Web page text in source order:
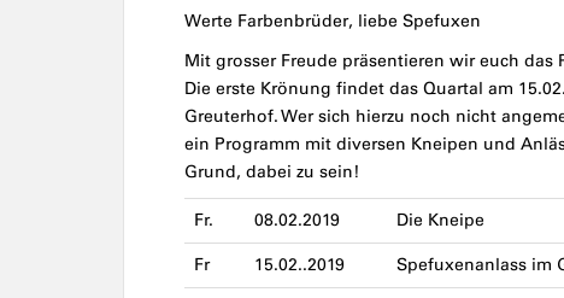
Werte Farbenbrüder, liebe Spefuxen
Mit grosser Freude präsentieren wir euch
Die erste Krönung findet das Quartal am
Greuterhof. Wer sich hierzu noch nicht
ein Programm mit diversen Kneipen und
Grund, dabei zu sein!
Fr. 08.02.2019 Die Kneipe
Fr 15.02..2019 Spefuxenanlass im